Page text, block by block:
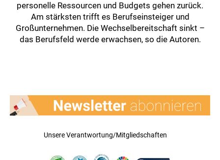
personelle Ressourcen und Budgets gehen zurück.
Am stärksten trifft es Berufseinsteiger und
Großunternehmen. Die Wechselbereitschaft sinkt –
das Berufsfeld werde erwachsen, so die Autoren.
Unsere Verantwortung/Mitgliedschaften